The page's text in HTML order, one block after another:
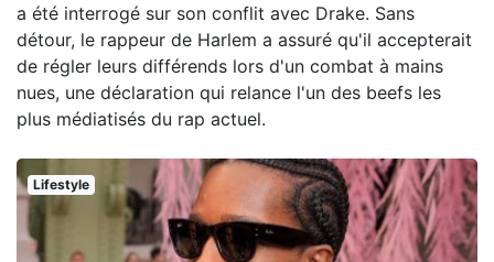
a été interrogé sur son conflit avec Drake. Sans
détour, le rappeur de Harlem a assuré qu'il accepterait
de régler leurs différends lors d'un combat à mains
nues, une déclaration qui relance l'un des beefs les
plus médiatisés du rap actuel.
Lifestyle